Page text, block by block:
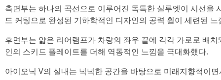
측면부는 하나의 곡선으로 이루어진 독특한 실루엣이 시선을
드 커팅으로 완성된 기하학적인 디자인의 공력 휠이 세련된 느
후면부는 얇은 리어램프가 차량의 좌우 끝에 각각 가로로 배
인의 스키드 플레이트를 더해 역동적인 느낌을 극대화했다.
아이오닉 V의 실내는 넉넉한 공간을 바탕으로 미래지향적이